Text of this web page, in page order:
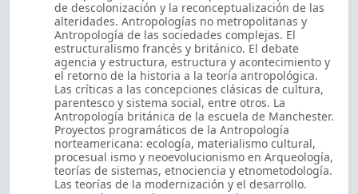
de descolonización y la reconceptualización de las
alteridades. Antropologías no metropolitanas y
Antropología de las sociedades complejas. El
estructuralismo francés y británico. El debate
agencia y estructura, estructura y acontecimiento y
el retorno de la historia a la teoría antropológica.
Las críticas a las concepciones clásicas de cultura,
parentesco y sistema social, entre otros. La
Antropología británica de la escuela de Manchester.
Proyectos programáticos de la Antropología
norteamericana: ecología, materialismo cultural,
procesual ismo y neoevolucionismo en Arqueología,
teorías de sistemas, etnociencia y etnometodología.
Las teorías de la modernización y el desarrollo.